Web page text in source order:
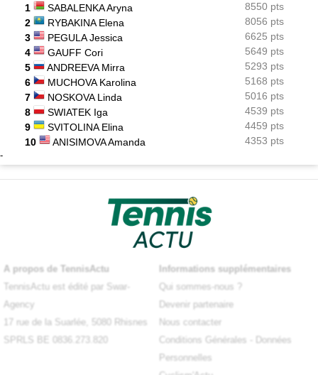
1 SABALENKA Aryna
8550 pts
2
RYBAKINA Elena
8056 pts
3
PEGULA Jessica
6625 pts
4
GAUFF Cori
5649 pts
5
ANDREEVA Mirra
5293 pts
6
MUCHOVA Karolina
5168 pts
7
NOSKOVA Linda
5016 pts
8
SWIATEK Iga
4539 pts
9
SVITOLINA Elina
4459 pts
10
ANISIMOVA Amanda 4353 pts
-
A propos de TennisActu
TennisActu est édité par Swar-
Agency
17 rue de la Suarlée, 5080 Rhisnes
SPRLS BE 0836.273.820
Informations supplémentaires
Qui sommes-nous ?
Devenir partenaire
Nous contacter
Conditions Générales
Données
Personnelles